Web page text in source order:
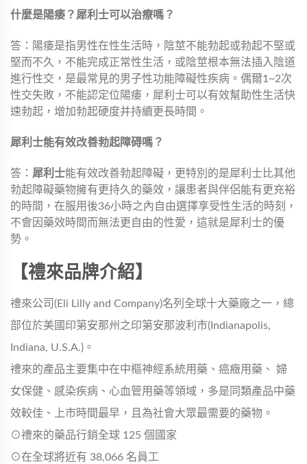
什麼是陽痿？犀利士可以治療嗎？
答：陽痿是指男性在性生活時，陰莖不能勃起或勃起不堅或
堅而不久，不能完成正常性生活，或陰莖根本無法插入陰道
進行性交，是最常見的男子性功能障礙性疾病。偶爾1~2次
性交失敗，不能認定位陽痿，犀利士可以有效幫助性生活快
速勃起，增加勃起硬度并持續更長時間。
犀利士能有效改善勃起障碍嗎？
答： 犀利士能有效改善勃起障礙，更特別的是犀利士比其他
勃起障礙藥物擁有更持久的藥效，讓患者與伴侶能有更充裕
的時間，在服用後36小時之內自由選擇享受性生活的時刻，
不會因藥效時間而無法更自由的性愛，這就是犀利士的優
勢。
【禮來品牌介紹】
禮來公司(Eli Lilly and Company)名列全球十大藥廠之一，總
部位於美國印第安那州之印第安那波利市(Indianapolis,
Indiana, U.S.A.)。
禮來的產品主要集中在中樞神經系統用藥、癌癥用藥、 婦
女保健、感染疾病、心血管用藥等領域，多是同類產品中藥
效較佳、上市時間最早，且為社會大眾最需要的藥物。
⊙禮來的藥品行銷全球 125 個國家
⊙在全球將近有 38,066 名員工